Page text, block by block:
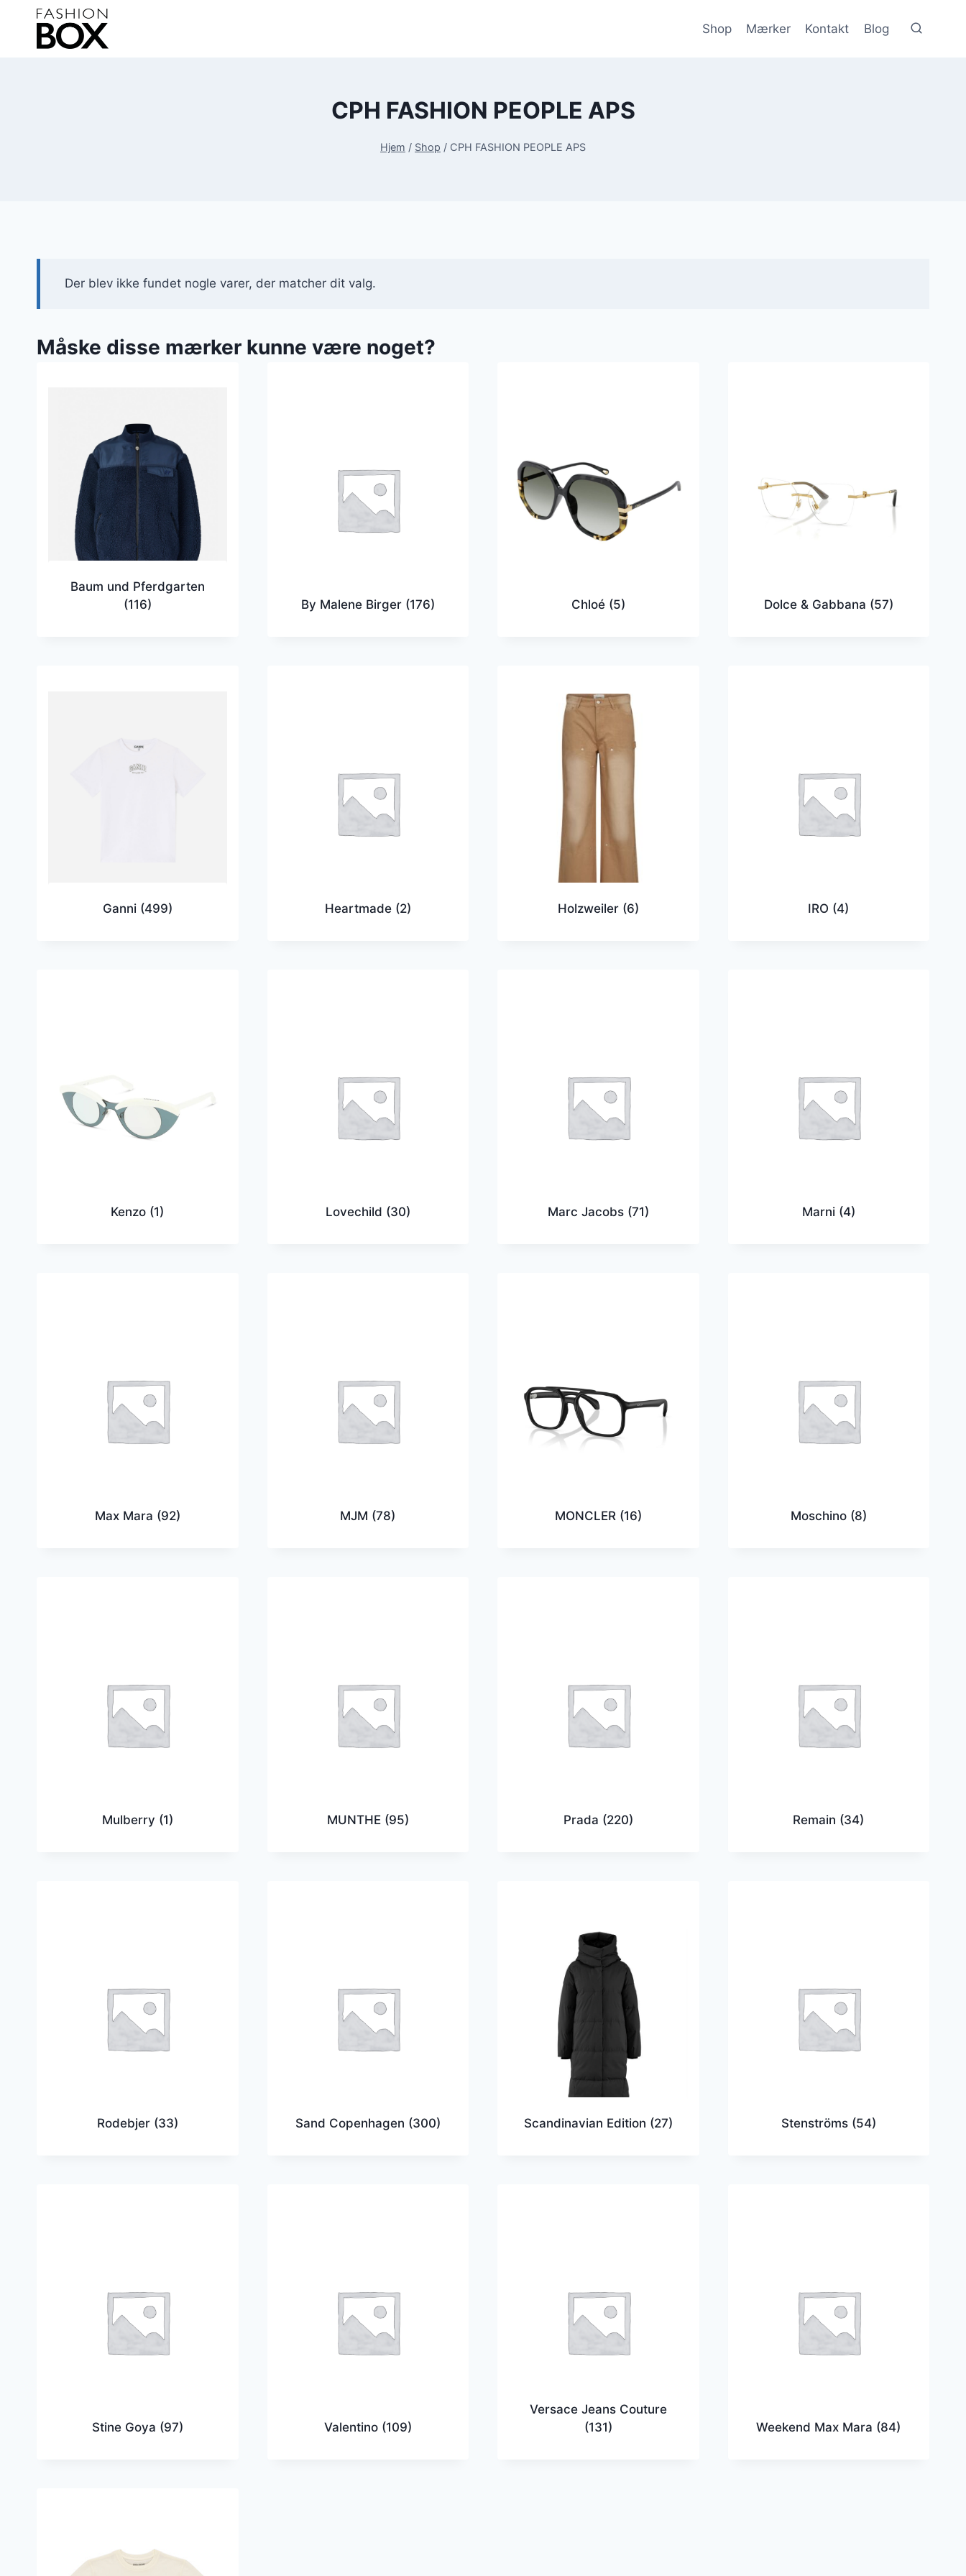
Fortsæt
indhold
Shop Mærker Kontakt Blog
CPH FASHION PEOPLE APS
Hjem / Shop / CPH FASHION PEOPLE APS
Der blev ikke fundet nogle varer, der matcher dit valg.
Måske disse mærker kunne være noget?
Baum und Pferdgarten
(116)
By Malene Birger (176) Chloé (5) Dolce & Gabbana (57)
Ganni (499) Heartmade (2) Holzweiler (6) IRO (4)
Kenzo (1) Lovechild (30) Marc Jacobs (71) Marni (4)
Max Mara (92) MJM (78) MONCLER (16) Moschino (8)
Mulberry (1) MUNTHE (95) Prada (220) Remain (34)
Rodebjer (33) Sand Copenhagen (300) Scandinavian Edition (27) Stenströms (54)
Stine Goya (97) Valentino (109)
Versace Jeans Couture
(131)
Weekend Max Mara (84)